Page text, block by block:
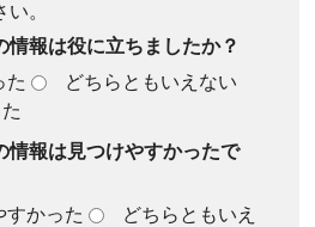
。
情報は役に立ちましたか？
た
どちらともいえない
情報は見つけやすかったで
すかった
どちらともいえ